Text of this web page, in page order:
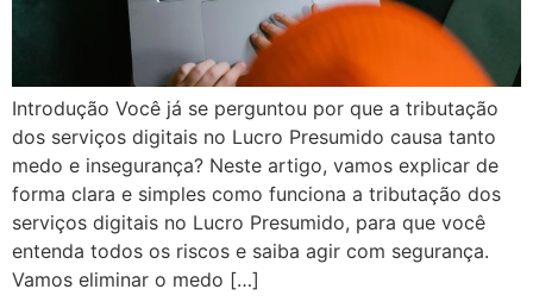
Introdução Você já se perguntou por que a tributação
dos serviços digitais no Lucro Presumido causa tanto
medo e insegurança? Neste artigo, vamos explicar de
forma clara e simples como funciona a tributação dos
serviços digitais no Lucro Presumido, para que você
entenda todos os riscos e saiba agir com segurança.
Vamos eliminar o medo […]